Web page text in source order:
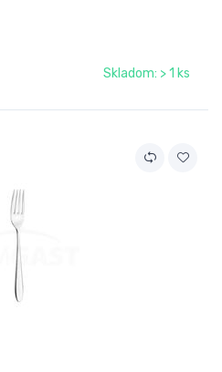
Skladom: > 1 ks